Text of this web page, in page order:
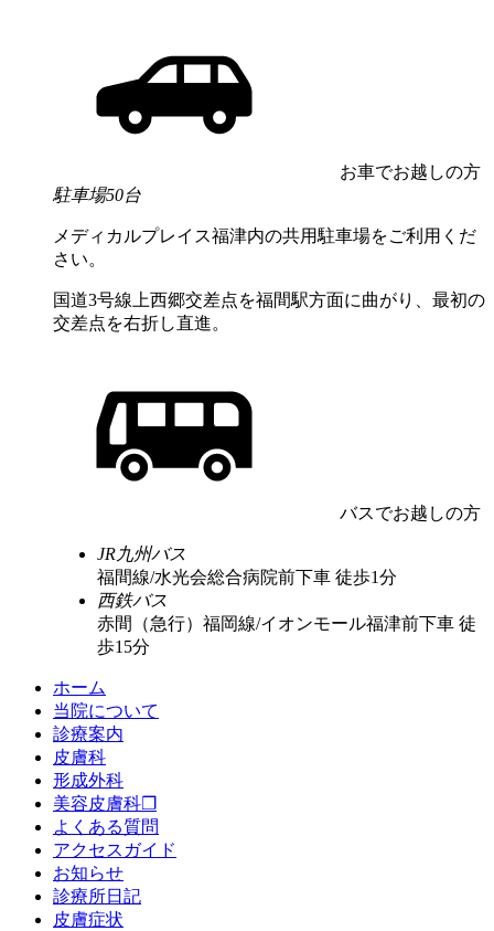
お車でお越しの方
駐車場50台
メディカルプレイス福津内の共用駐車場をご利用くだ
さい。
国道3号線上西郷交差点を福間駅方面に曲がり、最初の
交差点を右折し直進。
バスでお越しの方
JR九州バス
福間線/水光会総合病院前下車 徒歩1分
西鉄バス
赤間（急行）福岡線/イオンモール福津前下車 徒
歩15分
ホーム
当院について
診療案内
皮膚科
形成外科
美容皮膚科❐
よくある質問
アクセスガイド
お知らせ
診療所日記
皮膚症状